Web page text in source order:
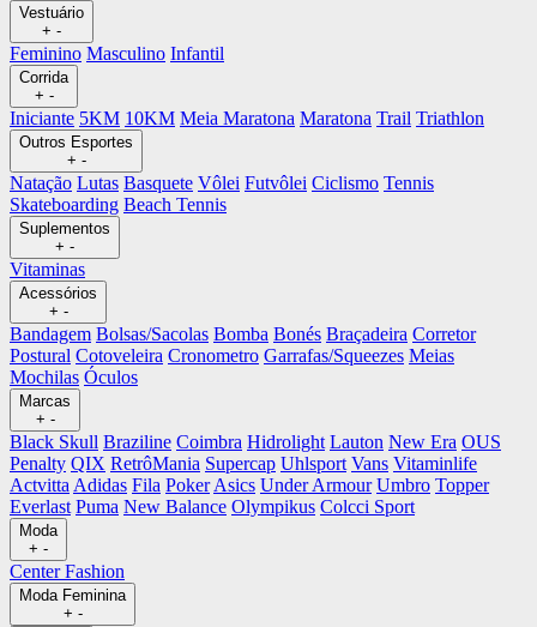
Vestuário
+ -
Feminino Masculino Infantil
Corrida
+ -
Iniciante 5KM 10KM Meia Maratona Maratona Trail Triathlon
Outros Esportes
+ -
Natação Lutas Basquete Vôlei Futvôlei Ciclismo Tennis
Skateboarding Beach Tennis
Suplementos
+ -
Vitaminas
Acessórios
+ -
Bandagem Bolsas/Sacolas Bomba Bonés Braçadeira Corretor
Postural Cotoveleira Cronometro Garrafas/Squeezes Meias
Mochilas Óculos
Marcas
+ -
Black Skull Braziline Coimbra Hidrolight Lauton New Era OUS
Penalty QIX RetrôMania Supercap Uhlsport Vans Vitaminlife
Actvitta Adidas Fila Poker Asics Under Armour Umbro Topper
Everlast Puma New Balance Olympikus Colcci Sport
Moda
+ -
Center Fashion
Moda Feminina
+ -